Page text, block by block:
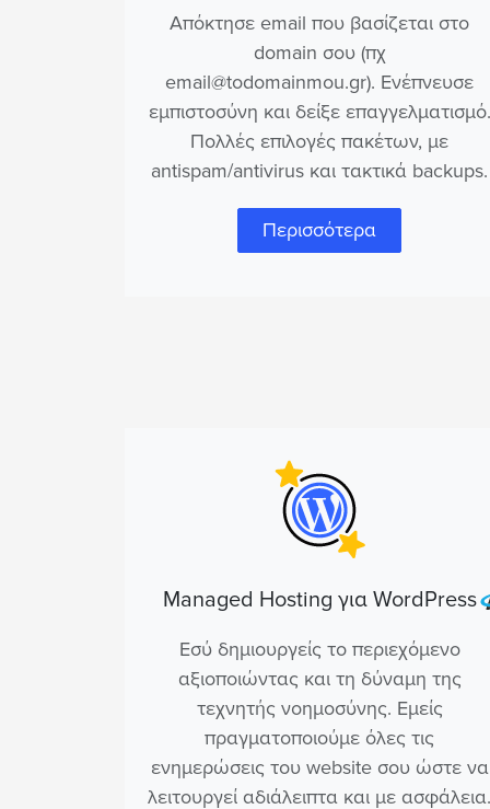
Απόκτησε email που βασίζεται στο
domain σου (πχ
email@todomainmou.gr). Ενέπνευσε
εμπιστοσύνη και δείξε επαγγελματισμό.
Πολλές επιλογές πακέτων, με
antispam/antivirus και τακτικά backups.
Περισσότερα
Managed Hosting για WordPress
Εσύ δημιουργείς το περιεχόμενο
αξιοποιώντας και τη δύναμη της
τεχνητής νοημοσύνης. Εμείς
πραγματοποιούμε όλες τις
ενημερώσεις του website σου ώστε να
λειτουργεί αδιάλειπτα και με ασφάλεια.